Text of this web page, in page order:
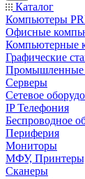
Каталог
Компьютеры
Офисные
Компьютерные
Графические
Промышленные
Серверы
Сетевое
IP Телефония
Беспроводное
Периферия
Мониторы
МФУ,
Сканеры